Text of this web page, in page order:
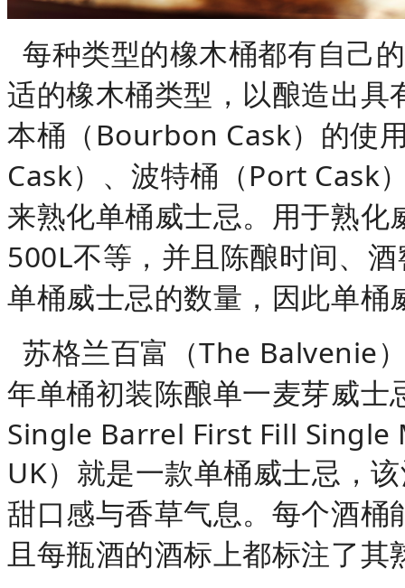
每种类型的橡木桶都有自己
适的橡木桶类型，以酿造出
本桶（Bourbon Cask）的使
Cask）、波特桶（Port Cask
来熟化单桶威士忌。用于熟
500L不等，并且陈酿时间、
单桶威士忌的数量，因此单
苏格兰百富（The Balvenie
年单桶初装陈酿单一麦芽威
Single Barrel First Fill Single
UK）就是一款单桶威士忌，
甜口感与香草气息。每个酒
且每瓶酒的酒标上都标注了